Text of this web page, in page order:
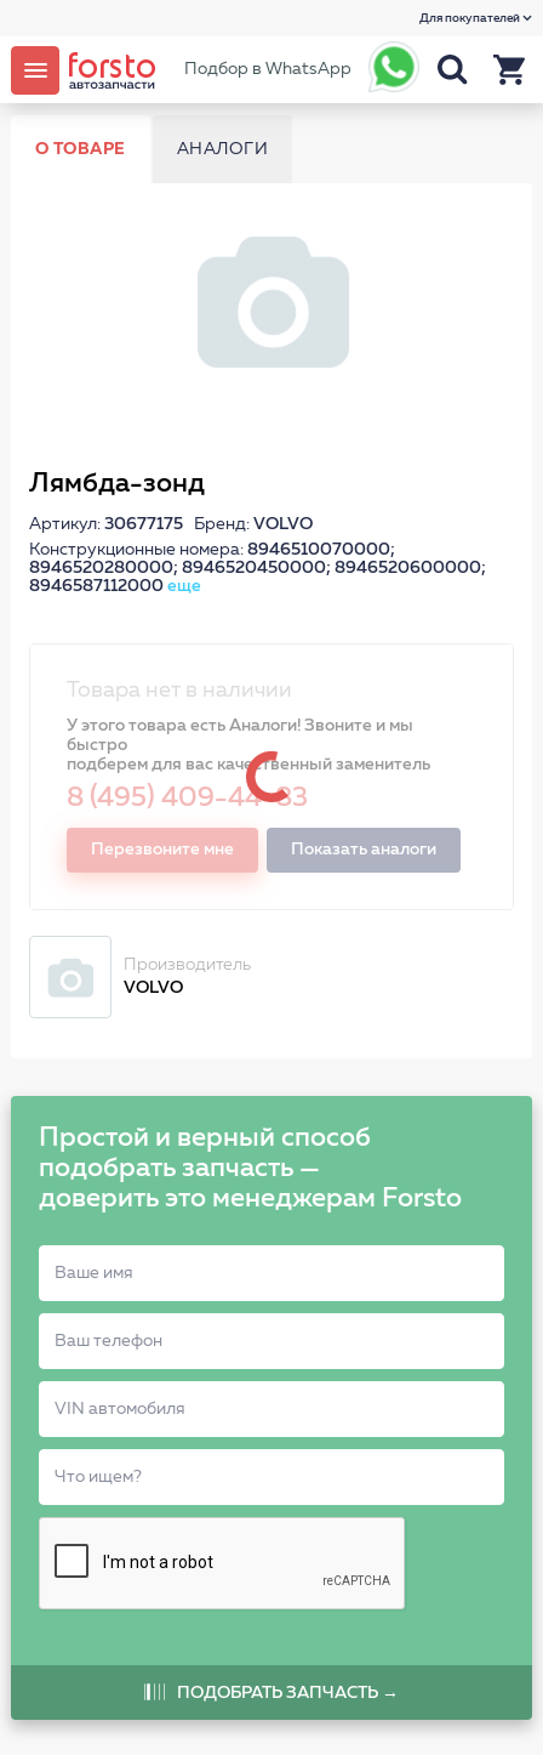
Для покупателей
Подбор в WhatsApp
О ТОВАРЕ АНАЛОГИ
Лямбда-зонд
Артикул: 30677175Бренд: VOLVO
Конструкционные номера: 8946510070000;
8946520280000; 8946520450000; 8946520600000;
8946587112000 еще
Товара нет в наличии
У этого товара есть Аналоги! Звоните и мы
быстро
подберем для вас качественный заменитель
8 (495) 409-44-83
Перезвоните мне Показать аналоги
Производитель
VOLVO
Простой и верный способ
подобрать запчасть —
доверить это менеджерам Forsto
ПОДОБРАТЬ ЗАПЧАСТЬ →